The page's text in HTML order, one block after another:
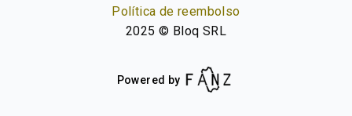
Política de reembolso
2025 © Bloq SRL
Powered by